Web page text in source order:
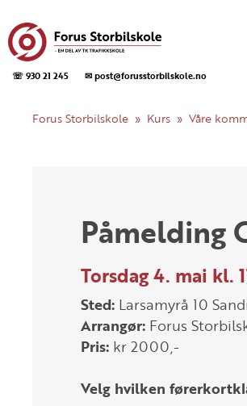
☏ 930 21 245 ✉ post@forusstorbilskole.no
Forus Storbilskole Kurs Våre
Påmelding
Torsdag 4. mai kl.
Sted: Larsamyrå 10
Arrangør: Forus
Pris: kr 2000,-
Velg hvilken